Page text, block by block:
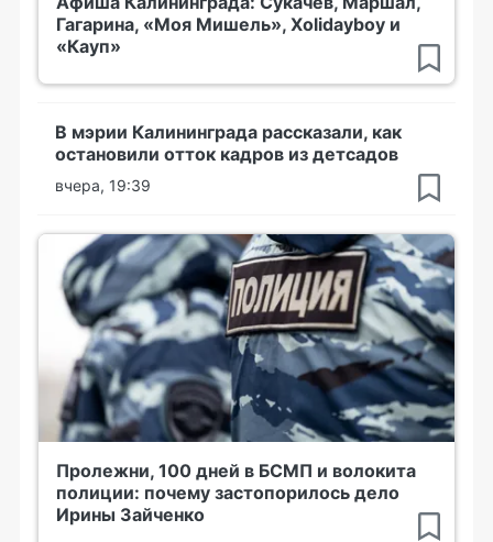
Гагарина, «Моя Мишель», Xolidayboy и
«Кауп»
В мэрии Калининграда рассказали, как
остановили отток кадров из детсадов
вчера, 19:39
Пролежни, 100 дней в БСМП и волокита
полиции: почему застопорилось дело
Ирины Зайченко